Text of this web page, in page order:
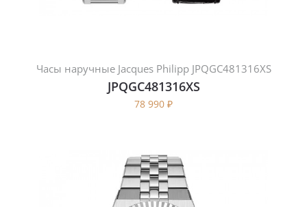
Часы наручные Jacques Philipp JPQGC481316XS
JPQGC481316XS
78 990 ₽